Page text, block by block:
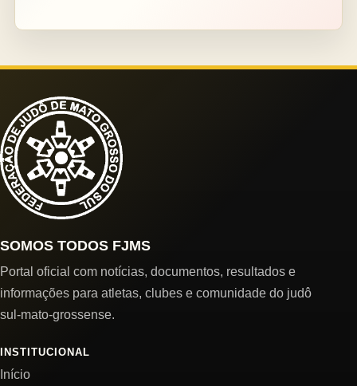
SOMOS TODOS FJMS
Portal oficial com notícias, documentos, resultados e
informações para atletas, clubes e comunidade do judô
sul-mato-grossense.
INSTITUCIONAL
Início